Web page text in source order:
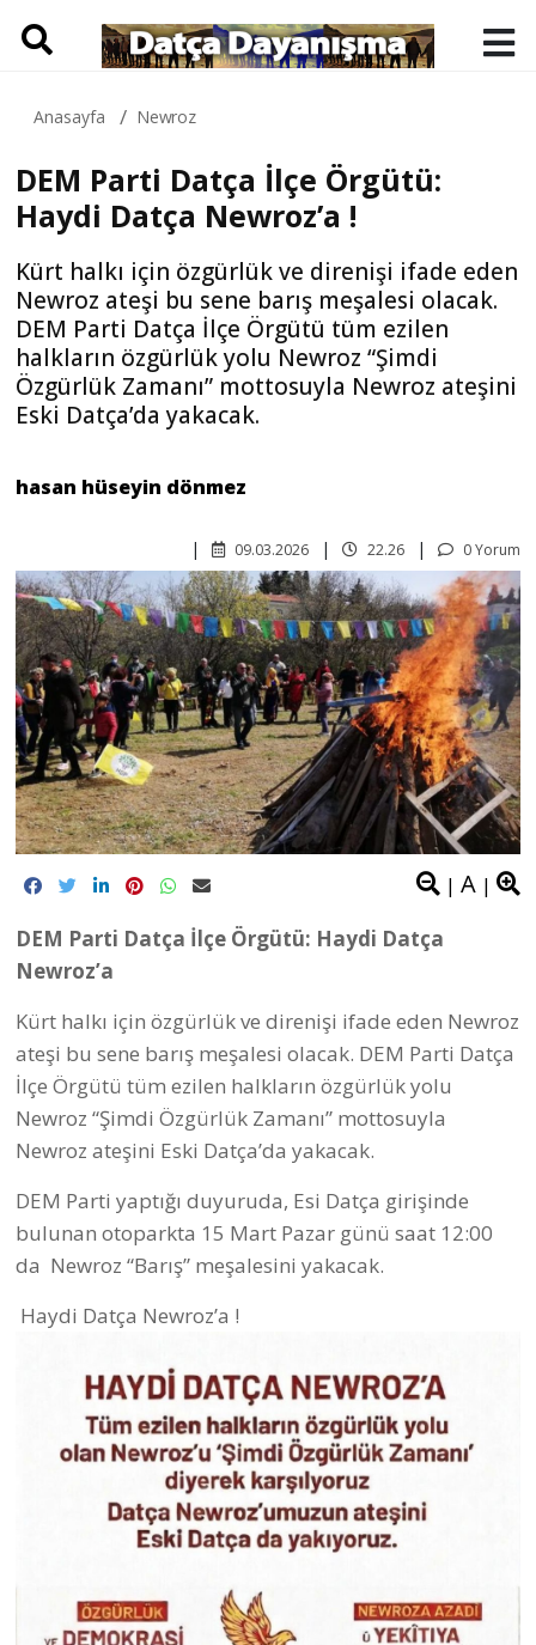
Anasayfa Newroz
DEM Parti Datça İlçe Örgütü:
Haydi Datça Newroz’a !
Kürt halkı için özgürlük ve direnişi ifade eden
Newroz ateşi bu sene barış meşalesi olacak.
DEM Parti Datça İlçe Örgütü tüm ezilen
halkların özgürlük yolu Newroz “Şimdi
Özgürlük Zamanı” mottosuyla Newroz ateşini
Eski Datça’da yakacak.
hasan hüseyin dönmez
0 Yorum
22.26
09.03.2026
| A |
DEM Parti Datça İlçe Örgütü: Haydi Datça
Newroz’a
Kürt halkı için özgürlük ve direnişi ifade eden Newroz
ateşi bu sene barış meşalesi olacak. DEM Parti Datça
İlçe Örgütü tüm ezilen halkların özgürlük yolu
Newroz “Şimdi Özgürlük Zamanı” mottosuyla
Newroz ateşini Eski Datça’da yakacak.
DEM Parti yaptığı duyuruda, Esi Datça girişinde
bulunan otoparkta 15 Mart Pazar günü saat 12:00
da Newroz “Barış” meşalesini yakacak.
Haydi Datça Newroz’a !